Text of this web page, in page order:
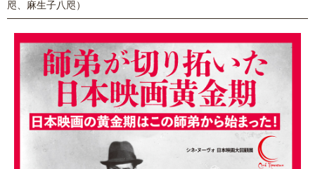
咫、麻生子八咫）